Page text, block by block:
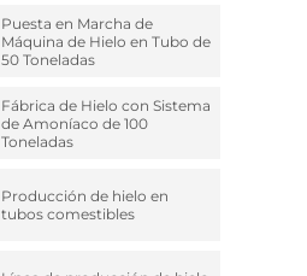
Puesta en Marcha de
Máquina de Hielo en Tubo de
50 Toneladas
Fábrica de Hielo con Sistema
de Amoníaco de 100
Toneladas
Producción de hielo en
tubos comestibles